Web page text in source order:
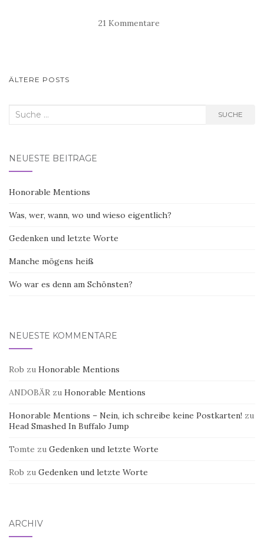
21 Kommentare
BEITRAGS-
ÄLTERE POSTS
Suche
SUCHE
NEUESTE BEITRÄGE
Honorable Mentions
Was, wer, wann, wo und wieso eigentlich?
Gedenken und letzte Worte
Manche mögens heiß
Wo war es denn am Schönsten?
NEUESTE KOMMENTARE
Rob zu Honorable Mentions
ANDOBÄR zu Honorable Mentions
Honorable Mentions – Nein, ich schreibe keine Postkarten! zu
Head Smashed In Buffalo Jump
Tomte zu Gedenken und letzte Worte
Rob zu Gedenken und letzte Worte
ARCHIV